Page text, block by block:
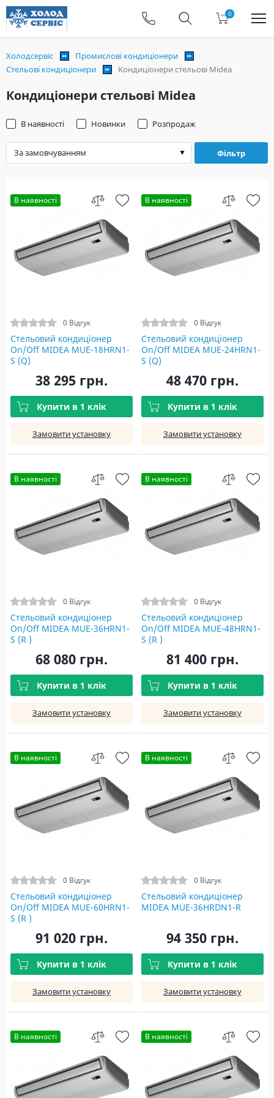
0
Холодсервіс
Промислові кондиціонери
Стельові кондиціонери
Кондиціонери стельові Midea
Кондиціонери стельові Midea
Фільтр
В наявності Новинки Розпродаж
В наявності
0 Відгук
Стельовий кондиціонер
On/Off MIDEA MUE-18HRN1-
S (Q)
38 295 грн.
Купити в 1 клік
Замовити установку
В наявності
0 Відгук
Стельовий кондиціонер
On/Off MIDEA MUE-24HRN1-
S (Q)
48 470 грн.
Купити в 1 клік
Замовити установку
В наявності
0 Відгук
Стельовий кондиціонер
On/Off MIDEA MUE-36HRN1-
S (R )
68 080 грн.
Купити в 1 клік
Замовити установку
В наявності
0 Відгук
Стельовий кондиціонер
On/Off MIDEA MUE-48HRN1-
S (R )
81 400 грн.
Купити в 1 клік
Замовити установку
В наявності
0 Відгук
Стельовий кондиціонер
On/Off MIDEA MUE-60HRN1-
S (R )
91 020 грн.
Купити в 1 клік
Замовити установку
В наявності
0 Відгук
Стельовий кондиціонер
MIDEA MUE-36HRDN1-R
94 350 грн.
Купити в 1 клік
Замовити установку
В наявності В наявності